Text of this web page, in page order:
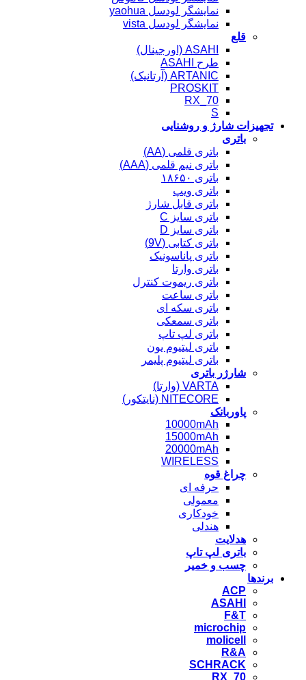
نمایشگر لودسل yaohua
نمایشگر لودسل vista
قلع
ASAHI (اورجینال)
طرح ASAHI
ARTANIC (آرتانیک)
PROSKIT
RX_70
S
تجهیزات شارژ و روشنایی
باتری
باتری قلمی (AA)
باتری نیم قلمی (AAA)
باتری ۱۸۶۵۰
باتری ویپ
باتری قابل شارژ
باتری سایز C
باتری سایز D
باتری کتابی (9V)
باتری پاناسونیک
باتری وارتا
باتری ریموت کنترل
باتری ساعت
باتری سکه ای
باتری سمعکی
باتری لپ تاپ
باتری لیتیوم یون
باتری لیتیوم پلیمر
شارژر باتری
VARTA (وارتا)
NITECORE (نایتکور)
پاوربانک
10000mAh
15000mAh
20000mAh
WIRELESS
چراغ قوه
حرفه ای
معمولی
خودکاری
هندلی
هدلایت
باتری لپ تاپ
چسب و خمیر
برندها
ACP
ASAHI
F&T
microchip
molicell
R&A
SCHRACK
RX_70